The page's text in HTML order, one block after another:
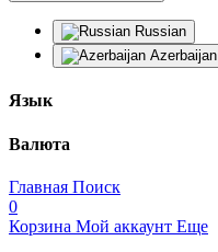
Russian
Azerbaijan
Язык
Валюта
Главная Поиск
0
Корзина Мой аккаунт Еще